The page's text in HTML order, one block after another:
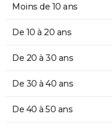
Moins de 10 ans
De 10 à 20 ans
De 20 à 30 ans
De 30 à 40 ans
De 40 à 50 ans